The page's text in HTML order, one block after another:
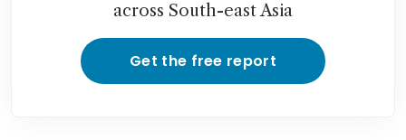
across South-east Asia
Get the free report